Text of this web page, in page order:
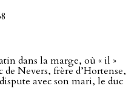
dans la marge, où « il »
Nevers, frère d’Hortense,
avec son mari, le duc